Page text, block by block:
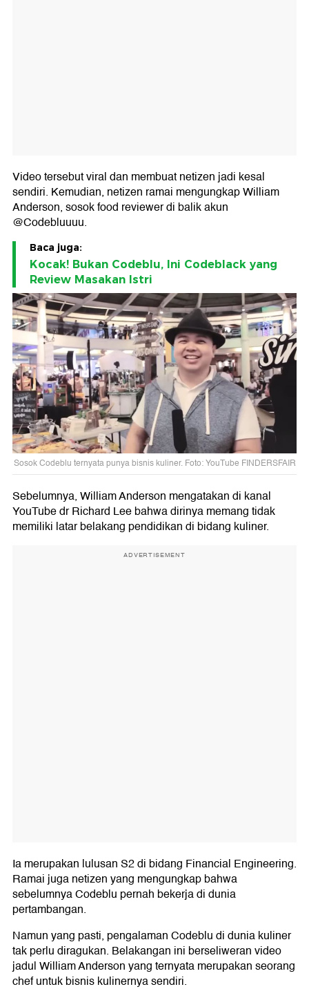
Video tersebut viral dan membuat netizen jadi kesal
sendiri. Kemudian, netizen ramai mengungkap William
Anderson, sosok food reviewer di balik akun
@Codebluuuu.
Baca juga:
Kocak! Bukan Codeblu, Ini Codeblack yang
Review Masakan Istri
Sosok Codeblu ternyata punya bisnis kuliner. Foto: YouTube FINDERSFAIR
Sebelumnya, William Anderson mengatakan di kanal
YouTube dr Richard Lee bahwa dirinya memang tidak
memiliki latar belakang pendidikan di bidang kuliner.
ADVERTISEMENT
Ia merupakan lulusan S2 di bidang Financial Engineering.
Ramai juga netizen yang mengungkap bahwa
sebelumnya Codeblu pernah bekerja di dunia
pertambangan.
Namun yang pasti, pengalaman Codeblu di dunia kuliner
tak perlu diragukan. Belakangan ini berseliweran video
jadul William Anderson yang ternyata merupakan seorang
chef untuk bisnis kulinernya sendiri.